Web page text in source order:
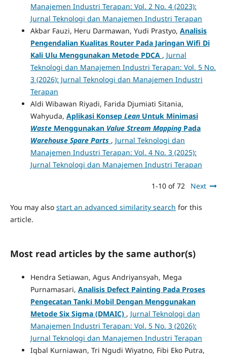
Manajemen Industri Terapan: Vol. 2 No. 4 (2023):
Jurnal Teknologi dan Manajemen Industri Terapan
Akbar Fauzi, Heru Darmawan, Yudi Prastyo, Analisis
Pengendalian Kualitas Router Pada Jaringan Wifi Di
Kali Ulu Menggunakan Metode PDCA , Jurnal
Teknologi dan Manajemen Industri Terapan: Vol. 5 No.
3 (2026): Jurnal Teknologi dan Manajemen Industri
Terapan
Aldi Wibawan Riyadi, Farida Djumiati Sitania,
Wahyuda, Aplikasi Konsep Lean Untuk Minimasi
Waste Menggunakan Value Stream Mapping Pada
Warehouse Spare Parts , Jurnal Teknologi dan
Manajemen Industri Terapan: Vol. 4 No. 3 (2025):
Jurnal Teknologi dan Manajemen Industri Terapan
1-10 of 72 Next
You may also start an advanced similarity search for this
article.
Most read articles by the same author(s)
Hendra Setiawan, Agus Andriyansyah, Mega
Purnamasari, Analisis Defect Painting Pada Proses
Pengecatan Tanki Mobil Dengan Menggunakan
Metode Six Sigma (DMAIC) , Jurnal Teknologi dan
Manajemen Industri Terapan: Vol. 5 No. 3 (2026):
Jurnal Teknologi dan Manajemen Industri Terapan
Iqbal Kurniawan, Tri Ngudi Wiyatno, Fibi Eko Putra,